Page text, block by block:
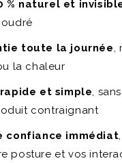
% naturel et
toute la journée,
la chaleur
et simple,
contraignant
confiance immédiat
posture et vos